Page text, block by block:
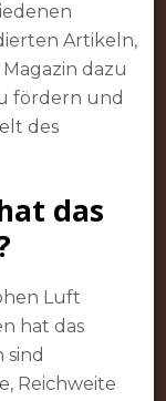
Artikeln,
dazu
fördern und
des
das
Luft
hat das
sind
Reichweite